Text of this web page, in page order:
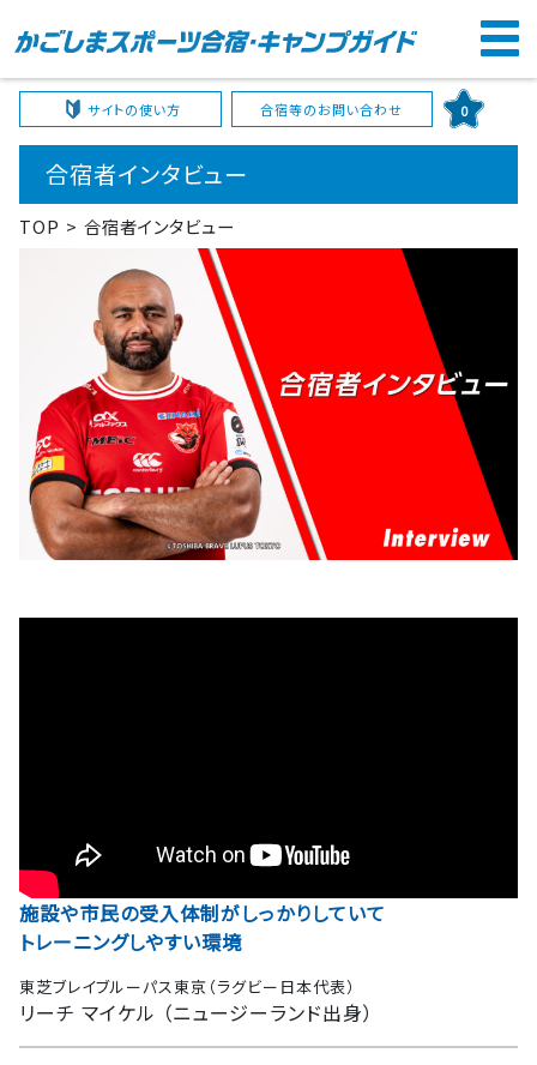
サイトの使い方 合宿等のお問い合わせ 0
合宿者インタビュー
TOP 合宿者インタビュー
施設や市民の受入体制がしっかりしていて
トレーニングしやすい環境
東芝ブレイブルーパス東京（ラグビー日本代表）
リーチ マイケル （ニュージーランド出身）